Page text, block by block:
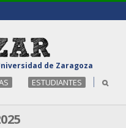
de Zaragoza
ESTUDIANTES